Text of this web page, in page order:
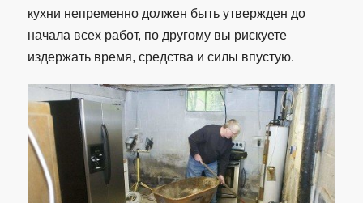
кухни непременно должен быть утвержден до
начала всех работ, по другому вы рискуете
издержать время, средства и силы впустую.